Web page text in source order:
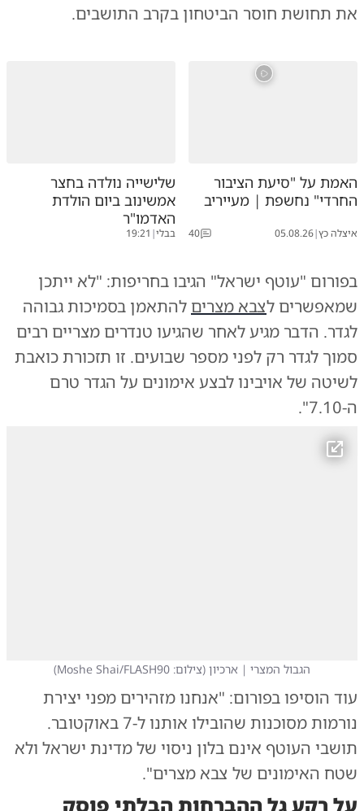
את תחושת חוסר הביטחון בקרב התושבים.
האמת על "סיעת הציבור
החרדי" נחשפת | מעייריב
איצלה כץ|
05.08.26
40
שלישייה נולדה בחצר
אמשינוב ביום הולדת
האדמו"ר
בבלי|
19:21
בפורום "עוטף ישראל" הגיבו בחריפות: "לא ייתכן
שמאפשרים לצבא מצרים להתאמן בסמיכות גבוהה
לגדר. הדבר מגיע לאחר שהגיעו טנדרים מצריים רבים
סמוך לגדר רק לפני מספר שבועים. זו תזכורת כואבת
לשיטה של אויבינו לבצע אימונים על הגדר טרם
ה-7.10".
הגבול המצרי | ארכיון (צילום: Moshe Shai/FLASH90 )
עוד הוסיפו בפורום: "אנחנו מזהירים מפני יצירת
נורמות מסוכנות שהובילו אותנו ל-7 באוקטובר.
תושבי העוטף אינם בלון ניסוי של מדינת ישראל ולא
שטח האימונים של צבא מצרים".
על רקע גל ההברחות הבלתי פוסק